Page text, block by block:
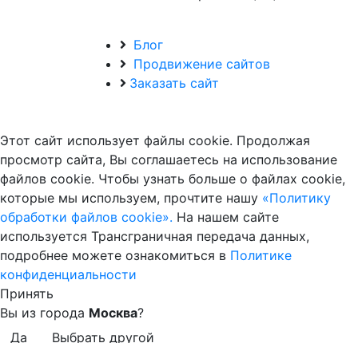
Блог
Продвижение сайтов
Заказать сайт
Этот сайт использует файлы cookie. Продолжая
просмотр сайта, Вы соглашаетесь на использование
файлов cookie. Чтобы узнать больше о файлах cookie,
которые мы используем, прочтите нашу «Политику
обработки файлов cookie». На нашем сайте
используется Трансграничная передача данных,
подробнее можете ознакомиться в Политике
конфиденциальности
Принять
Вы из города Москва?
Да
Выбрать другой